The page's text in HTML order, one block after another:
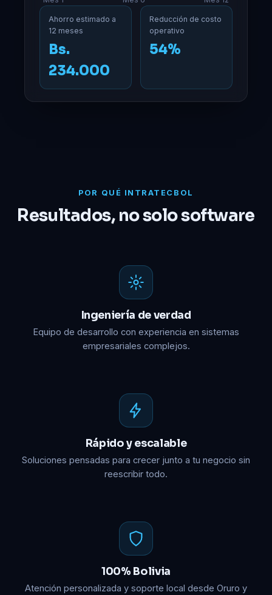
Ahorro estimado a
12 meses
Bs.
234.000
Reducción de costo
operativo
54%
POR QUÉ INTRATECBOL
Resultados, no solo software
Ingeniería de verdad
Equipo de desarrollo con experiencia en sistemas
empresariales complejos.
Rápido y escalable
Soluciones pensadas para crecer junto a tu negocio sin
reescribir todo.
100% Bolivia
Atención personalizada y soporte local desde Oruro y